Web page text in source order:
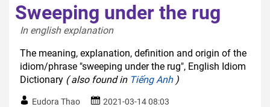
Sweeping under the rug
In english explanation
The meaning, explanation, definition and origin of the
idiom/phrase "sweeping under the rug", English Idiom
Dictionary ( also found in Tiếng Anh)
Eudora Thao 2021-03-14 08:03